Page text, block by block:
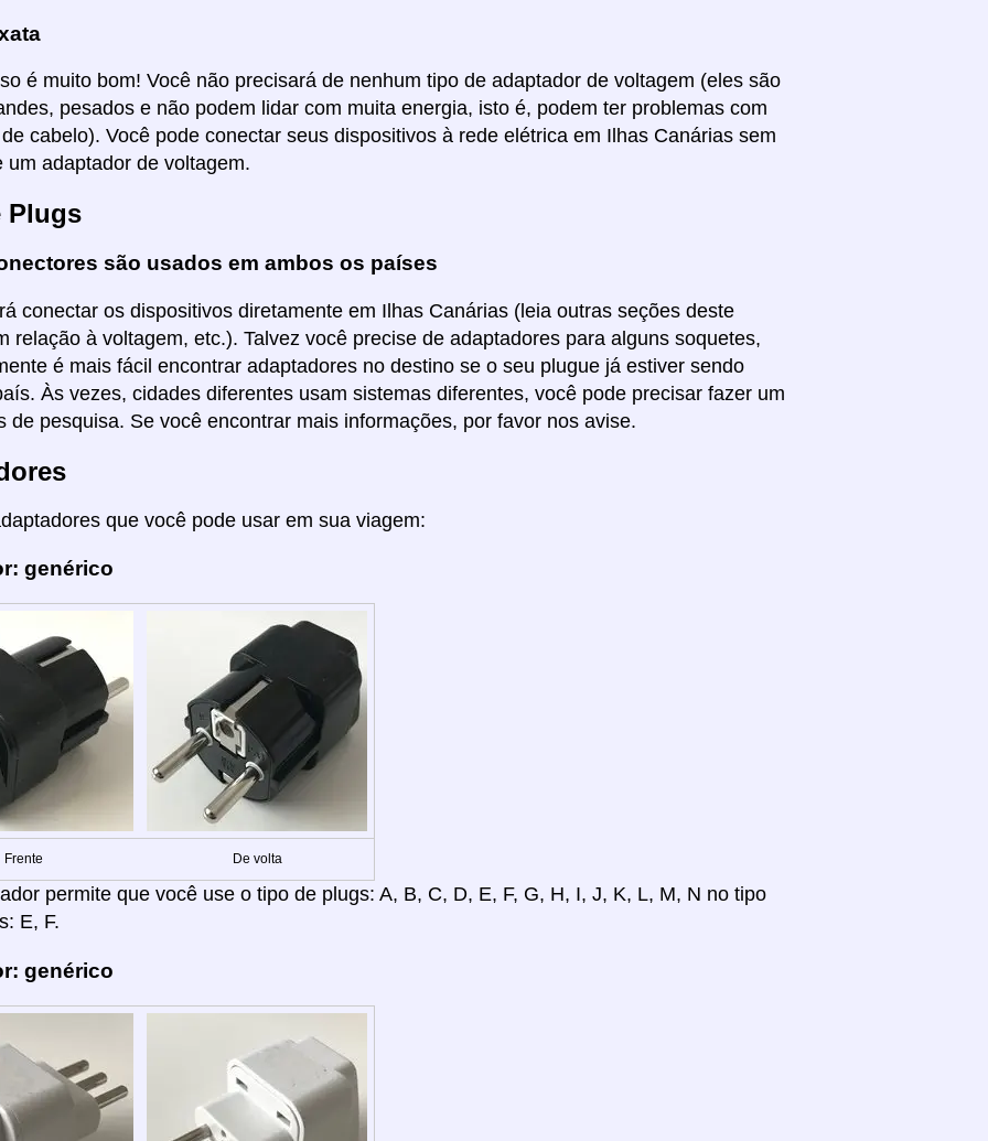
é muito bom! Você não precisará de nenhum tipo de adaptador de voltagem (eles são
pesados e não podem lidar com muita energia, isto é, podem ter problemas com
cabelo). Você pode conectar seus dispositivos à rede elétrica em Ilhas Canárias sem
um adaptador de voltagem.
Plugs
são usados em ambos os países
conectar os dispositivos diretamente em Ilhas Canárias (leia outras seções deste
relação à voltagem, etc.). Talvez você precise de adaptadores para alguns soquetes,
é mais fácil encontrar adaptadores no destino se o seu plugue já estiver sendo
Às vezes, cidades diferentes usam sistemas diferentes, você pode precisar fazer um
de pesquisa. Se você encontrar mais informações, por favor nos avise.
que você pode usar em sua viagem:
genérico
Frente De volta
permite que você use o tipo de plugs: A, B, C, D, E, F, G, H, I, J, K, L, M, N no tipo
E, F.
genérico